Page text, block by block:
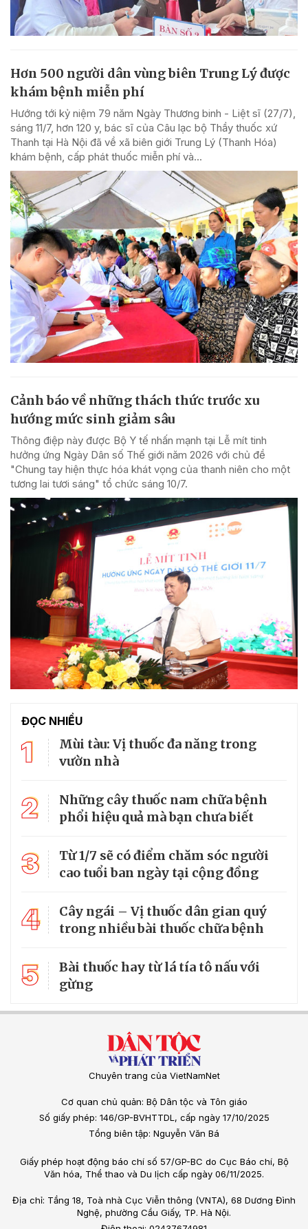
Hơn 500 người dân vùng biên Trung Lý được
khám bệnh miễn phí
Hướng tới kỷ niệm 79 năm Ngày Thương binh - Liệt sĩ (27/7),
sáng 11/7, hơn 120 y, bác sĩ của Câu lạc bộ Thầy thuốc xứ
Thanh tại Hà Nội đã về xã biên giới Trung Lý (Thanh Hóa)
khám bệnh, cấp phát thuốc miễn phí và...
Cảnh báo về những thách thức trước xu
hướng mức sinh giảm sâu
Thông điệp này được Bộ Y tế nhấn mạnh tại Lễ mít tinh
hưởng ứng Ngày Dân số Thế giới năm 2026 với chủ đề
"Chung tay hiện thực hóa khát vọng của thanh niên cho một
tương lai tươi sáng" tổ chức sáng 10/7.
ĐỌC NHIỀU
1
Mùi tàu: Vị thuốc đa năng trong
vườn nhà
2
Những cây thuốc nam chữa bệnh
phổi hiệu quả mà bạn chưa biết
3
Từ 1/7 sẽ có điểm chăm sóc người
cao tuổi ban ngày tại cộng đồng
4
Cây ngái – Vị thuốc dân gian quý
trong nhiều bài thuốc chữa bệnh
5
Bài thuốc hay từ lá tía tô nấu với
gừng
Chuyên trang của VietNamNet
Cơ quan chủ quản: Bộ Dân tộc và Tôn giáo
Số giấy phép: 146/GP-BVHTTDL, cấp ngày 17/10/2025
Tổng biên tập: Nguyễn Văn Bá
Giấy phép hoạt động báo chí số 57/GP-BC do Cục Báo chí, Bộ
Văn hóa, Thể thao và Du lịch cấp ngày 06/11/2025.
Địa chỉ: Tầng 18, Toà nhà Cục Viễn thông (VNTA), 68 Dương Đình
Nghệ, phường Cầu Giấy, TP. Hà Nội.